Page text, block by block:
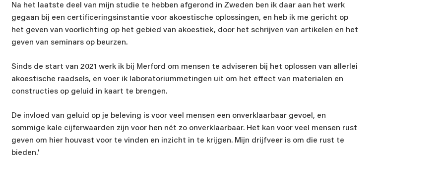
Na het laatste deel van mijn studie te hebben afgerond in Zweden ben ik daar aan het werk
gegaan bij een certificeringsinstantie voor akoestische oplossingen, en heb ik me gericht op
het geven van voorlichting op het gebied van akoestiek, door het schrijven van artikelen en het
geven van seminars op beurzen.
Sinds de start van 2021 werk ik bij Merford om mensen te adviseren bij het oplossen van allerlei
akoestische raadsels, en voer ik laboratoriummetingen uit om het effect van materialen en
constructies op geluid in kaart te brengen.
De invloed van geluid op je beleving is voor veel mensen een onverklaarbaar gevoel, en
sommige kale cijferwaarden zijn voor hen nét zo onverklaarbaar. Het kan voor veel mensen rust
geven om hier houvast voor te vinden en inzicht in te krijgen. Mijn drijfveer is om die rust te
bieden.'
Akoestisch adviseurbij Merford
Naam